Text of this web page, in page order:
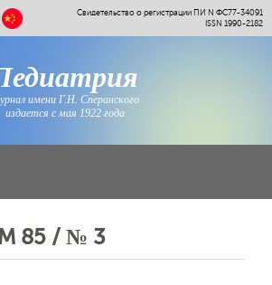
Свидетельство о регистрации ПИ N ФС77-34091
ISSN 1990-2182
имени Г.Н. Сперанского
издается с мая 1922 года
85 / № 3